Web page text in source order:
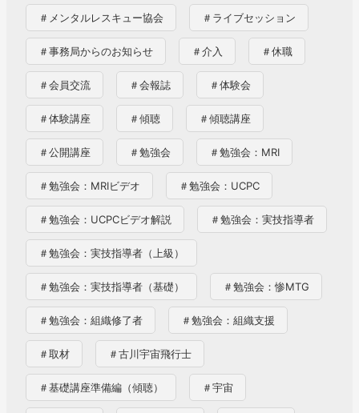
支
務
に
力
（
＃メンタルレスキュー協会 ＃ライブセッション
＃事務局からのお知らせ ＃介入 ＃休職
＃会員交流 ＃会報誌 ＃体験会
＃体験講座 ＃傾聴 ＃傾聴講座
＃公開講座 ＃勉強会 ＃勉強会：MRI
＃勉強会：MRIビデオ ＃勉強会：UCPC
＃勉強会：UCPCビデオ解説 ＃勉強会：実技指導者
＃勉強会：実技指導者（上級）
＃勉強会：実技指導者（基礎） ＃勉強会：惨MTG
＃勉強会：組織修了者 ＃勉強会：組織支援
＃取材 ＃古川宇宙飛行士
＃基礎講座準備編（傾聴） ＃宇宙